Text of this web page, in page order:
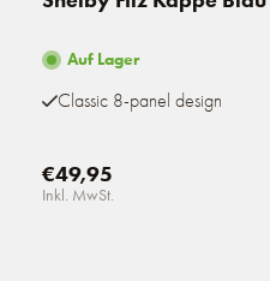
Auf Lager
Classic 8-panel design
€49,95
Inkl. MwSt.